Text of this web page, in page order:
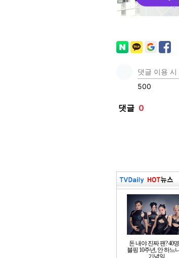
돈 내야 진짜 팬? 40
블핑 10주년, 안 하느
기념일 …